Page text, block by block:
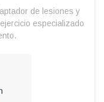
de lesiones y
especializado